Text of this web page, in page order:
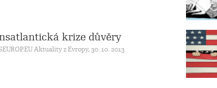
krize důvěry
Aktuality z Evropy, 30. 10. 2013